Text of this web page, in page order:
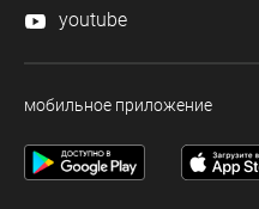
youtube
мобильное приложение